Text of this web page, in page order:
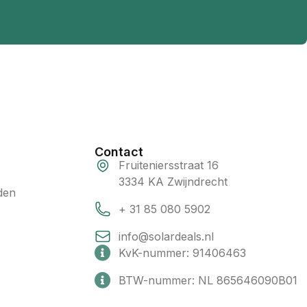
Contact
Fruiteniersstraat 16
3334 KA Zwijndrecht
+ 31 85 080 5902
info@solardeals.nl
KvK-nummer: 91406463
BTW-nummer: NL 865646090B01